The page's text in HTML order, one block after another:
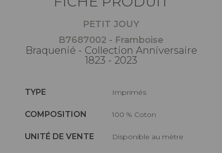
PETIT JOUY
B7687002 - Framboise
Braquenié - Collection Anniversaire
1823 - 2023
TYPE Imprimés
COMPOSITION 100 % Coton
UNITÉ DE VENTE Disponible au mètre